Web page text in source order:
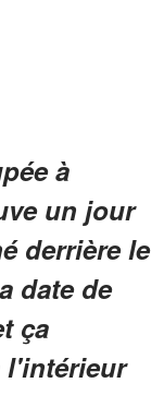
à
un jour
derrière le
date de
ça
l'intérieur